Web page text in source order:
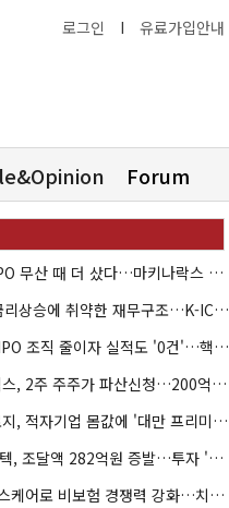
로그인 I 유료가입안내
Forum
HB인베스트, IPO 무산 때 더 샀다…마키나락스 투자 2.7배 회수
NH농협생명, 금리상승에 취약한 재무구조…K-ICS 변동성 '주의보'
신한투자증권, IPO 조직 줄이자 실적도 '0건'…핵심 인력까지 이탈
해성에어로보틱스, 2주 주주가 파산신청…200억 CB 분쟁 확산
글로벌테크놀로지, 적자기업 몸값에 '대만 프리미엄'…공모가 논란
조달액 282억원 증발…투자 '속도 조절' 불가피
신한라이프, 헬스케어로 비보험 경쟁력 강화…치매·간병 공략